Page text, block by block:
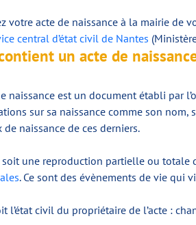
votre acte de naissance à la mairie de
central d’état civil de Nantes
un acte de
naissance est un document établi par
sur sa naissance comme son nom,
naissance de ces derniers.
soit une reproduction partielle ou totale
. Ce sont des évènements de vie qui
l’état civil du propriétaire de l’acte :